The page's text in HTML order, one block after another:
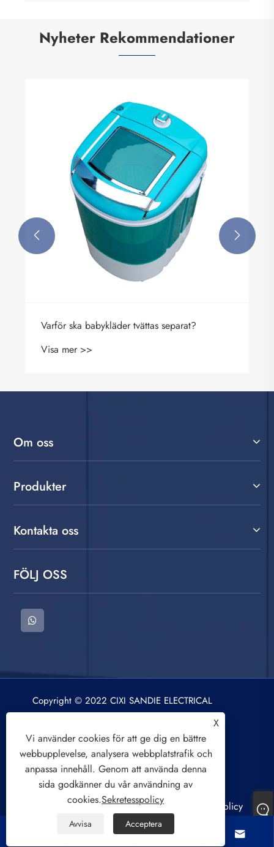
Nyheter Rekommendationer
Varför ska babykläder tvättas separat?
Visa mer >>
 
Om oss
Produkter
Kontakta oss
FÖLJ OSS
Copyright © 2022 CIXI SANDIE ELECTRICAL
APPLIANCE CO.,LTD. Tvättmaskin, centrifug,
luftkylningsfläkt. Alla rättigheter reserverade.
Sitemap RSS XML Sekretesspolicy
 
X
Vi använder cookies för att ge dig en bättre
webbupplevelse, analysera webbplatstrafik och
anpassa innehåll. Genom att använda denna
sida godkänner du vår användning av
cookies.Sekretesspolicy
Avvisa Acceptera